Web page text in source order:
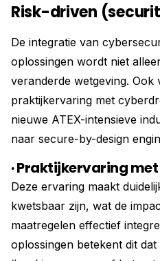
Risk-driven
De integratie van
oplossingen wordt niet
veranderde wetgeving. Ook
praktijkervaring met
nieuwe ATEX-intensieve
naar secure-by-design
· Praktijkervaring
Deze ervaring maakt
kwetsbaar zijn, wat de
maatregelen effectief
oplossingen betekent dit